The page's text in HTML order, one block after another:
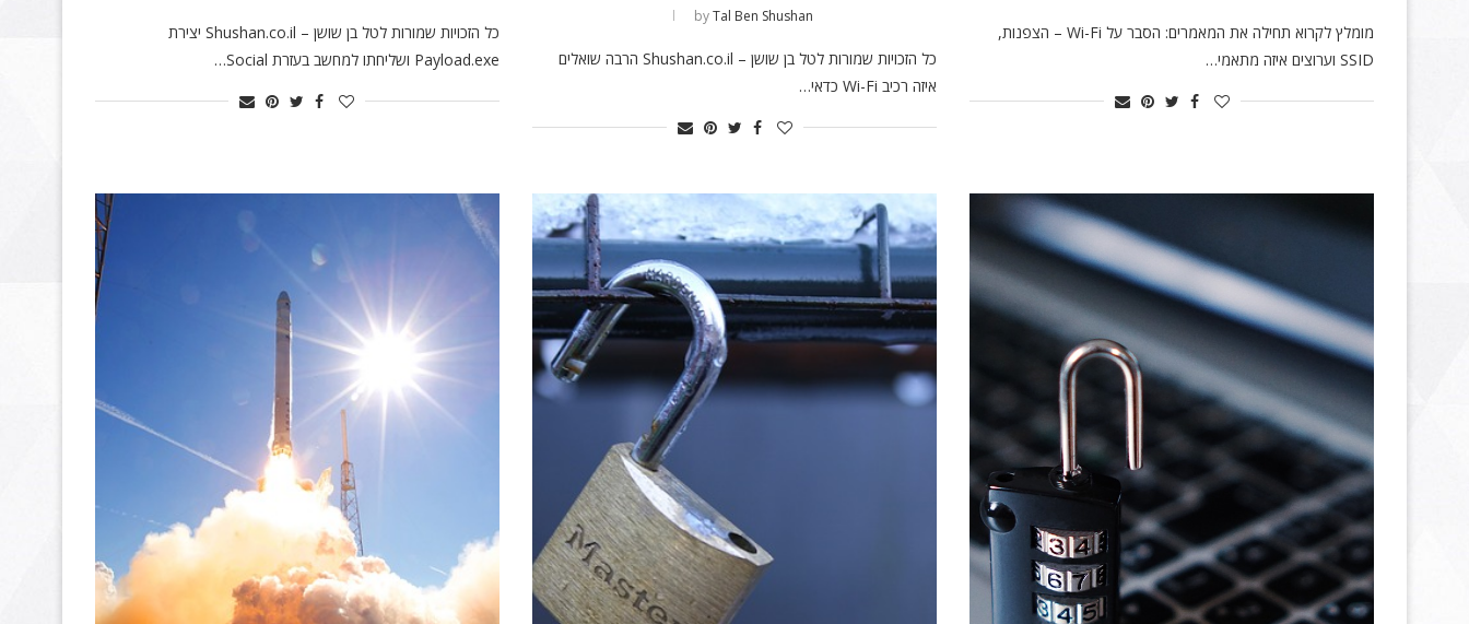
מומלץ לקרוא תחילה את המאמרים: הסבר על Wi-Fi – הצפנות,
SSID וערוצים איזה מתאמי…
byTal Ben Shushan
כל הזכויות שמורות לטל בן שושן – Shushan.co.il הרבה שואלים
איזה רכיב Wi-Fi כדאי…
כל הזכויות שמורות לטל בן שושן – Shushan.co.il יצירת
Payload.exe ושליחתו למחשב בעזרת Social…